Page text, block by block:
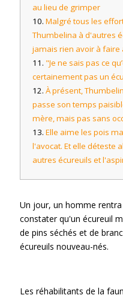
au lieu de grimper
Malgré tous les
Thumbelina à d'autres
jamais rien avoir à faire
"Je ne sais pas ce
certainement pas un
À présent,
passe son temps
mère, mais pas sans
Elle aime les pois
l'avocat. Et elle déteste
autres écureuils et
Un jour, un homme
constater qu'un écureuil
de pins séchés et de
écureuils nouveau-nés.
Les réhabilitants de la